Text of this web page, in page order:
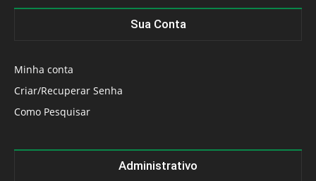
Sua Conta
Minha conta
Criar/Recuperar Senha
Como Pesquisar
Administrativo